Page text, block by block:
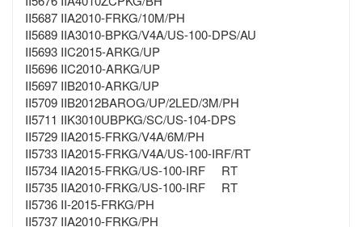
II5687 IIA2010-FRKG/10M/PH
II5689 IIA3010-BPKG/V4A/US-100-DPS/AU
II5693 IIC2015-ARKG/UP
II5696 IIC2010-ARKG/UP
II5697 IIB2010-ARKG/UP
II5709 IIB2012BAROG/UP/2LED/3M/PH
II5711 IIK3010UBPKG/SC/US-104-DPS
II5729 IIA2015-FRKG/V4A/6M/PH
II5733 IIA2015-FRKG/V4A/US-100-IRF/RT
II5734 IIA2015-FRKG/US-100-IRF RT
II5735 IIA2010-FRKG/US-100-IRF RT
II5736 II-2015-FRKG/PH
II5737 IIA2010-FRKG/PH